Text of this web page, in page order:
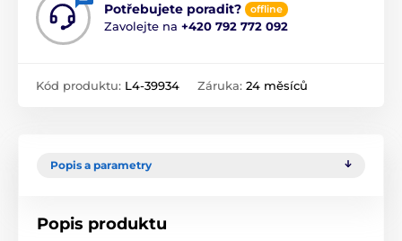
Potřebujete poradit? offline
Zavolejte na +420 792 772 092
Kód produktu: L4-39934 Záruka: 24 měsíců
Popis a parametry
Popis produktu